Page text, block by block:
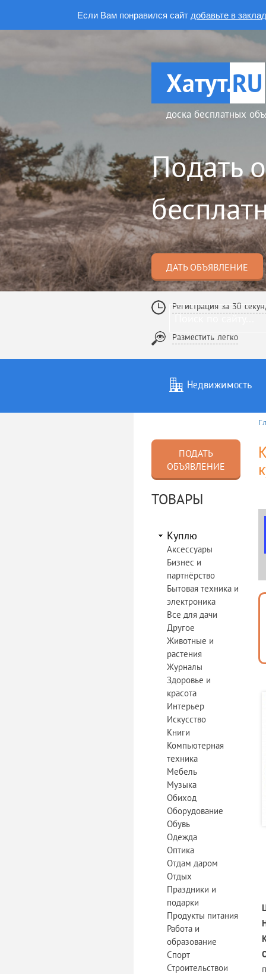
Если Вам понравился сайт добавьте в
Хатут.RU
доска бесплатных
Подать
ДАТЬ ОБЪЯВЛЕНИЕ
Регистрация за 30
Разместить легко
Недвижимость
Услуги
ПОДАТЬ
ОБЪЯВЛЕНИЕ
ТОВАРЫ
Куплю
Аксессуары
Бизнес и
партнёрство
Бытовая техника и
электроника
Все для дачи
Другое
Животные и
растения
Журналы
Здоровье и
красота
Интерьер
Искусство
Книги
Компьютерная
техника
Мебель
Музыка
Обиход
Оборудование
Обувь
Одежда
Оптика
Отдам даром
Отдых
Праздники и
подарки
Продукты питания
Работа и
образование
Спорт
Строительствои